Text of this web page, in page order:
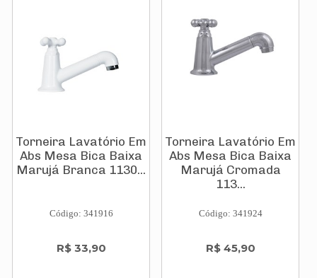
Torneira Lavatório Em
Abs Mesa Bica Baixa
Marujá Branca 1130...
Código: 341916
R$ 33,90
Torneira Lavatório Em
Abs Mesa Bica Baixa
Marujá Cromada
113...
Código: 341924
R$ 45,90